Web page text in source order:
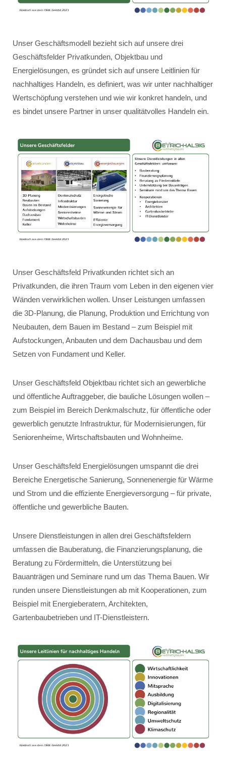
Unser Geschäftsmodell bezieht sich auf unsere drei
Geschäftsfelder Privatkunden, Objektbau und
Energielösungen, es gründet sich auf unsere Leitlinien für
nachhaltiges Handeln, es definiert, was wir unter nachhaltiger
Wertschöpfung verstehen und wie wir konkret handeln, und
es bindet unsere Partner in unser qualitätvolles Handeln ein.
Unser Geschäftsfeld Privatkunden richtet sich an
Privatkunden, die ihren Traum vom Leben in den eigenen vier
Wänden verwirklichen wollen. Unser Leistungen umfassen
die 3D-Planung, die Planung, Produktion und Errichtung von
Neubauten, dem Bauen im Bestand – zum Beispiel mit
Aufstockungen, Anbauten und dem Dachausbau und dem
Setzen von Fundament und Keller.
Unser Geschäftsfeld Objektbau richtet sich an gewerbliche
und öffentliche Auftraggeber, die bauliche Lösungen wollen –
zum Beispiel im Bereich Denkmalschutz, für öffentliche oder
gewerblich genutzte Infrastruktur, für Modernisierungen, für
Seniorenheime, Wirtschaftsbauten und Wohnheime.
Unser Geschäftsfeld Energielösungen umspannt die drei
Bereiche Energetische Sanierung, Sonnenenergie für Wärme
und Strom und die effiziente Energieversorgung – für private,
öffentliche und gewerbliche Bauten.
Unsere Dienstleistungen in allen drei Geschäftsfeldern
umfassen die Bauberatung, die Finanzierungsplanung, die
Beratung zu Fördermitteln, die Unterstützung bei
Bauanträgen und Seminare rund um das Thema Bauen. Wir
runden unsere Dienstleistungen ab mit Kooperationen, zum
Beispiel mit Energieberatern, Architekten,
Gartenbaubetrieben und IT-Dienstleistern.